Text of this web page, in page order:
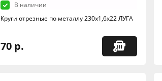
В наличии
Круги отрезные по металлу 230х1,6х22 ЛУГА
70 р.